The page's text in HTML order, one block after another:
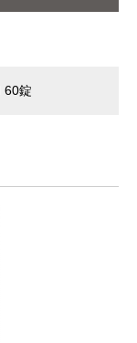
60錠